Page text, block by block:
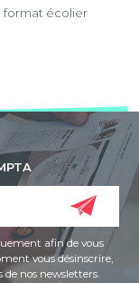
format écolier
afin de vous
vous désinscrire,
nos newsletters.